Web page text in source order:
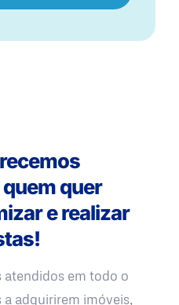
quer
e realizar
atendidos em todo o
a adquirirem imóveis,